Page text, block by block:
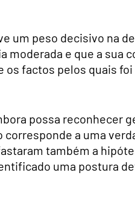
um peso decisivo na
e que a sua
factos pelos quais foi
possa reconhecer
a uma
também a
uma postura